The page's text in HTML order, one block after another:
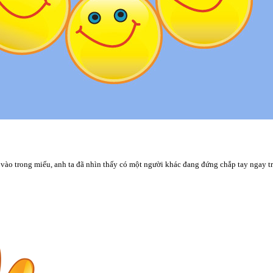
trong miếu, anh ta đã nhìn thấy có một người khác đang đứng chắp tay ngay